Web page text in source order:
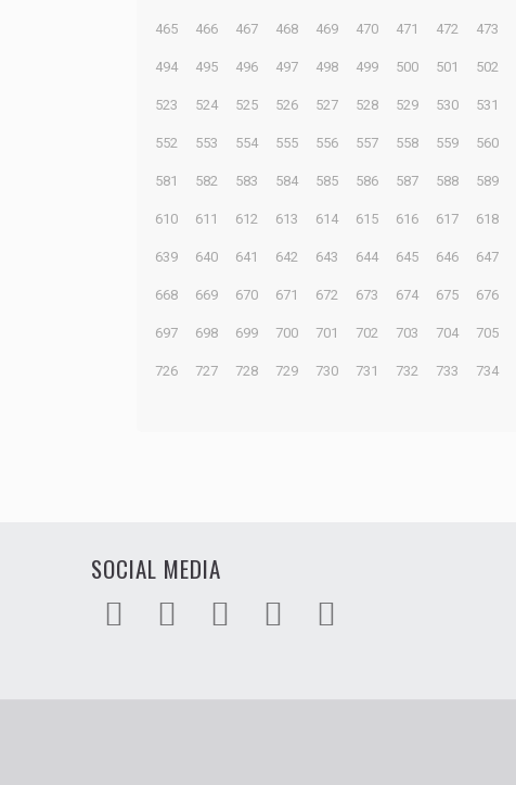
465 466 467 468 469 470 471 472 473
494 495 496 497 498 499 500 501 502
523 524 525 526 527 528 529 530 531
552 553 554 555 556 557 558 559 560
581 582 583 584 585 586 587 588 589
610 611 612 613 614 615 616 617 618
639 640 641 642 643 644 645 646 647
668 669 670 671 672 673 674 675 676
697 698 699 700 701 702 703 704 705
726 727 728 729 730 731 732 733 734
SOCIAL MEDIA